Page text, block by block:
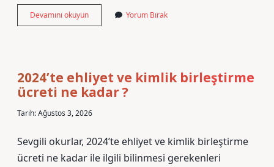
Devamını okuyun21
ayet
Yorum Bırak
2024’te ehliyet ve kimlik birleştirme
ücreti ne kadar ?
Tarih: Ağustos 3, 2026
Sevgili okurlar, 2024’te ehliyet ve kimlik birleştirme
ücreti ne kadar ile ilgili bilinmesi gerekenleri